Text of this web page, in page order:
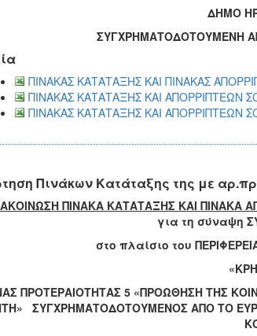
ΔΗΜΟ
ΣΥΓΧΡΗΜΑΤΟΔΟΤΟΥΜΕΝΗ
ΠΙΝΑΚΑΣ ΚΑΤΑΤΑΞΗΣ ΚΑΙ ΠΙΝΑΚΑΣ
ΠΙΝΑΚΑΣ ΚΑΤΑΤΑΞΗΣ ΚΑΙ ΑΠΟΡΡΙΠΤΕΩΝ
ΠΙΝΑΚΑΣ ΚΑΤΑΤΑΞΗΣ ΚΑΙ ΑΠΟΡΡΙΠΤΕΩΝ
Πινάκων Κατάταξης της με
ΠΙΝΑΚΑ ΚΑΤΑΤΑΞΗΣ ΚΑΙ ΠΙΝΑΚΑ
για τη σύναψη
πλαίσιο του ΠΕΡΙΦΕΡΕΙΑΚΟΥ
ΠΡΟΤΕΡΑΙΟΤΗΤΑΣ 5 «ΠΡΟΩΘΗΣΗ ΤΗΣ
ΣΥΓΧΡΗΜΑΤΟΔΟΤΟΥΜΕΝΟΣ ΑΠΟ ΤΟ